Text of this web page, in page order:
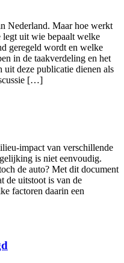
Nederland. Maar hoe werkt
uit wie bepaalt welke
geregeld wordt en welke
in de taakverdeling en het
deze publicatie dienen als
[…]
impact van verschillende
is niet eenvoudig.
de auto? Met dit document
de uitstoot is van de
factoren daarin een